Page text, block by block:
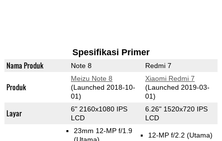
Spesifikasi Primer
Nama Produk Note 8 Redmi 7
Produk
Meizu Note 8
(Launched 2018-10-
01)
Xiaomi Redmi 7
(Launched 2019-03-
01)
Layar
6" 2160x1080 IPS
LCD
6.26" 1520x720 IPS
LCD
23mm 12-MP f/1.9
12-MP f/2.2 (Utama)